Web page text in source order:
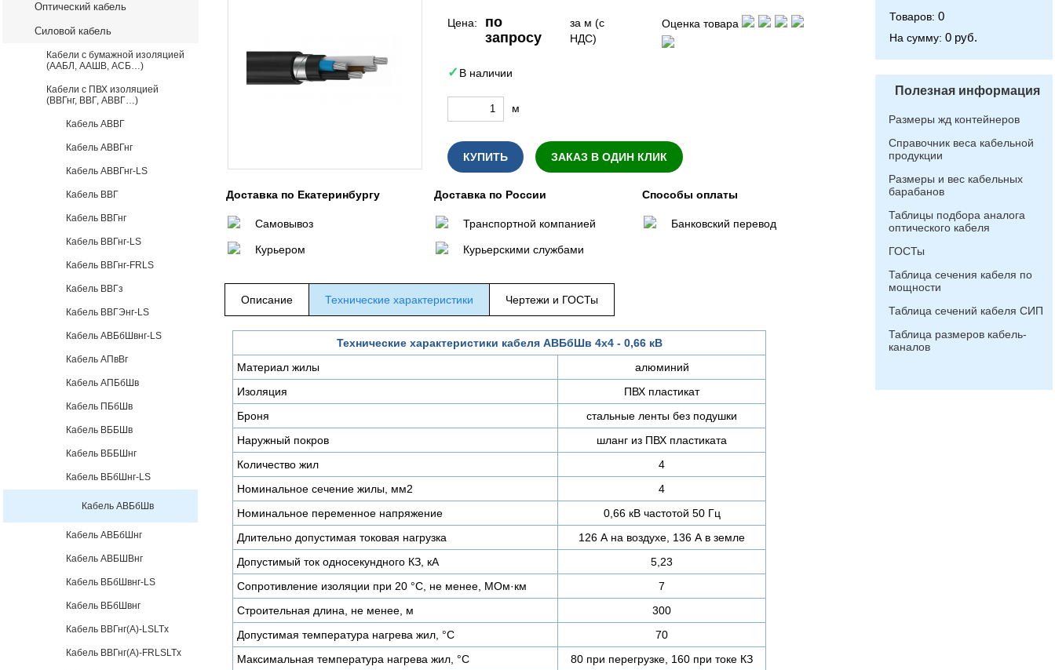
Оптический кабель
Силовой кабель
Кабели с бумажной изоляцией
(ААБЛ, ААШВ, АСБ…)
Кабели с ПВХ изоляцией
(ВВГнг, ВВГ, АВВГ…)
Кабель АВВГ
Кабель АВВГнг
Кабель АВВГнг-LS
Кабель ВВГ
Кабель ВВГнг
Кабель ВВГнг-LS
Кабель ВВГнг-FRLS
Кабель ВВГз
Кабель ВВГЭнг-LS
Кабель АВБбШвнг-LS
Кабель АПвВг
Кабель АПБбШв
Кабель ПБбШв
Кабель ВББШв
Кабель ВББШнг
Кабель ВБбШнг-LS
Кабель АВБбШв
Кабель АВБбШнг
Кабель АВБШВнг
Кабель ВБбШвнг-LS
Кабель ВБбШвнг
Кабель ВВГнг(А)-LSLTx
Кабель ВВГнг(А)-FRLSLTx
Цена:
по
запросу
за м (с
НДС)
Оценка товара
В наличии
м
КУПИТЬ ЗАКАЗ В ОДИН КЛИК
Доставка по Екатеринбургу
Самовывоз
Курьером
Доставка по России
Транспортной компанией
Курьерскими службами
Способы оплаты
Банковский перевод
Описание Технические характеристики Чертежи и ГОСТы
Технические характеристики кабеля АВБбШв 4х4 - 0,66 кВ
Материал жилы
алюминий
Изоляция
ПВХ пластикат
Броня
стальные ленты без подушки
Наружный покров
шланг из ПВХ пластиката
Количество жил
4
Номинальное сечение жилы, мм2
4
Номинальное переменное напряжение
0,66 кВ частотой 50 Гц
Длительно допустимая токовая нагрузка
126 А на воздухе, 136 А в земле
Допустимый ток односекундного КЗ, кА
5,23
Сопротивление изоляции при 20 °С, не менее, МОм·км
7
Строительная длина, не менее, м
300
Допустимая температура нагрева жил, °C
70
Максимальная температура нагрева жил, °C
80 при перегрузке, 160 при токе КЗ
Товаров: 0
На сумму: 0 руб.
Полезная информация
Размеры жд контейнеров
Справочник веса кабельной
продукции
Размеры и вес кабельных
барабанов
Таблицы подбора аналога
оптического кабеля
ГОСТы
Таблица сечения кабеля по
мощности
Таблица сечений кабеля СИП
Таблица размеров кабель-
каналов